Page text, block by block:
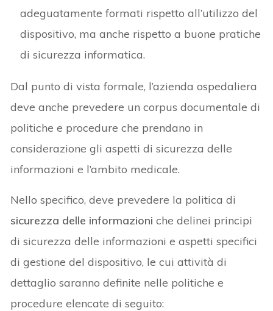
adeguatamente formati rispetto all’utilizzo del
dispositivo, ma anche rispetto a buone pratiche
di sicurezza informatica.
Dal punto di vista formale, l’azienda ospedaliera
deve anche prevedere un corpus documentale di
politiche e procedure che prendano in
considerazione gli aspetti di sicurezza delle
informazioni e l’ambito medicale.
Nello specifico, deve prevedere la politica di
sicurezza delle informazioni che delinei principi
di sicurezza delle informazioni e aspetti specifici
di gestione del dispositivo, le cui attività di
dettaglio saranno definite nelle politiche e
procedure elencate di seguito: